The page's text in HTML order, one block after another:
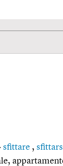
sfittare ,